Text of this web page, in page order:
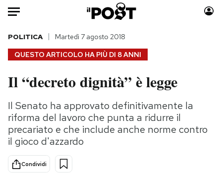
Auto
HOME
Italia
Politica
Tecnologia
Internet
Scienza
Cultura
Moda
Consumismi
Storie/Idee
QUESTO ARTICOLO HA PIÙ DI 8 ANNI
POLITICA Martedì 7 agosto 2018
Il “decreto dignità” è legge
Il Senato ha approvato definitivamente la
riforma del lavoro che punta a ridurre il
precariato e che include anche norme contro
il gioco d'azzardo
Condividi